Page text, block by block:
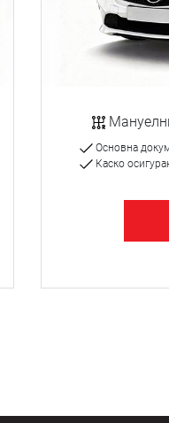
Основна
Каско